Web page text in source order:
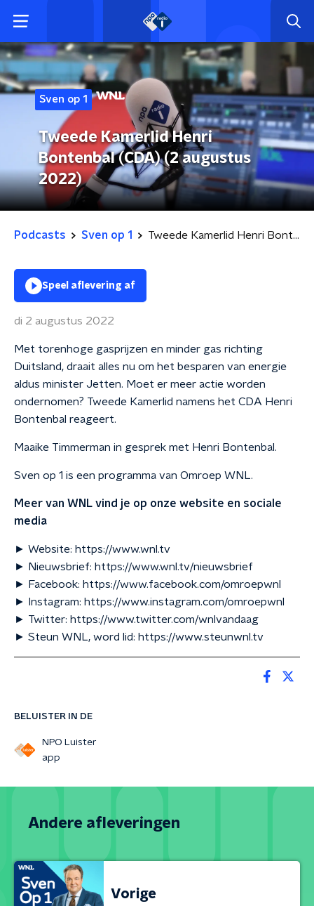
Sven op 1
Tweede Kamerlid Henri
Bontenbal (CDA) (2 augustus
2022)
Podcasts Sven op 1 Tweede Kamerlid Henri Bontenbal (CDA) (2 augustus 2022)
BELUISTER IN DE
NPO Luister
app
Speel aflevering af
di 2 augustus 2022
Met torenhoge gasprijzen en minder gas richting
Duitsland, draait alles nu om het besparen van energie
aldus minister Jetten. Moet er meer actie worden
ondernomen? Tweede Kamerlid namens het CDA Henri
Bontenbal reageert.
Maaike Timmerman in gesprek met Henri Bontenbal.
Sven op 1 is een programma van Omroep WNL.
Meer van WNL vind je op onze website en sociale
media
► Website: https://www.wnl.tv
► Nieuwsbrief: https://www.wnl.tv/nieuwsbrief
► Facebook: https://www.facebook.com/omroepwnl
► Instagram: https://www.instagram.com/omroepwnl
► Twitter: https://www.twitter.com/wnlvandaag
► Steun WNL, word lid: https://www.steunwnl.tv
Andere afleveringen
Vorige